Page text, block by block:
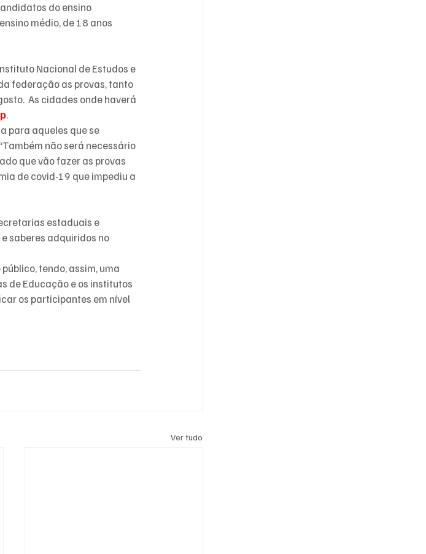
do ensino
médio, de 18 anos
Nacional de Estudos e
federação as provas, tanto
As cidades onde haverá
.
para aqueles que se
não será necessário
que vão fazer as provas
de covid-19 que impediu a
estaduais e
saberes adquiridos no
tendo, assim, uma
de Educação e os institutos
os participantes em nível
Ver tudo